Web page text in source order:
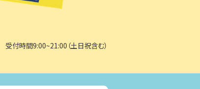
受付時間9:00~21:00（土日祝含む）